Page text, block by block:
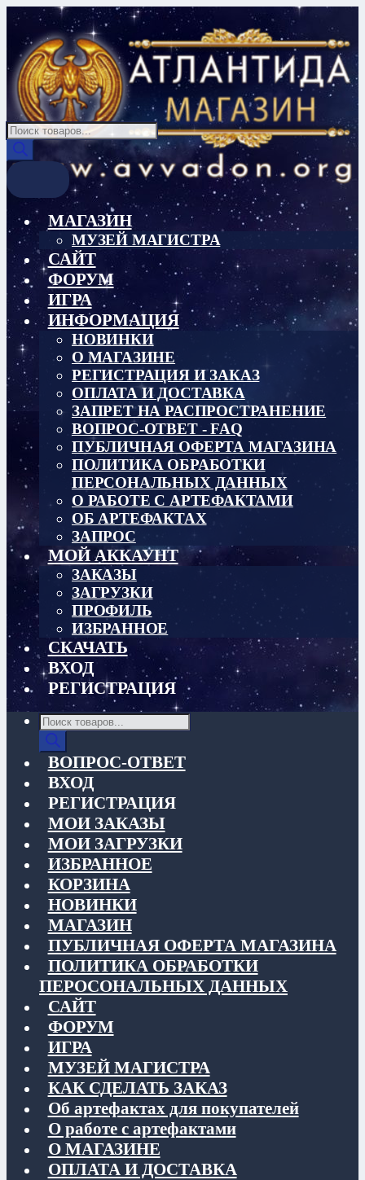
Перейти
навигации
Перейти
содержимому
Поиск
товаров
МАГАЗИН
МУЗЕЙ МАГИСТРА
САЙТ
ФОРУМ
ИГРА
ИНФОРМАЦИЯ
НОВИНКИ
О МАГАЗИНЕ
РЕГИСТРАЦИЯ И ЗАКАЗ
ОПЛАТА И ДОСТАВКА
ЗАПРЕТ НА РАСПРОСТРАНЕНИЕ
ВОПРОС-ОТВЕТ - FAQ
ПУБЛИЧНАЯ ОФЕРТА МАГАЗИНА
ПОЛИТИКА ОБРАБОТКИ
ПЕРСОНАЛЬНЫХ ДАННЫХ
О РАБОТЕ С АРТЕФАКТАМИ
ОБ АРТЕФАКТАХ
ЗАПРОС
МОЙ АККАУНТ
ЗАКАЗЫ
ЗАГРУЗКИ
ПРОФИЛЬ
ИЗБРАННОЕ
СКАЧАТЬ
ВХОД
РЕГИСТРАЦИЯ
Поиск
товаров
ВОПРОС-ОТВЕТ
ВХОД
РЕГИСТРАЦИЯ
МОИ ЗАКАЗЫ
МОИ ЗАГРУЗКИ
ИЗБРАННОЕ
КОРЗИНА
НОВИНКИ
МАГАЗИН
ПУБЛИЧНАЯ ОФЕРТА МАГАЗИНА
ПОЛИТИКА ОБРАБОТКИ
ПЕРОСОНАЛЬНЫХ ДАННЫХ
САЙТ
ФОРУМ
ИГРА
МУЗЕЙ МАГИСТРА
КАК СДЕЛАТЬ ЗАКАЗ
Об артефактах для покупателей
О работе с артефактами
О МАГАЗИНЕ
ОПЛАТА И ДОСТАВКА